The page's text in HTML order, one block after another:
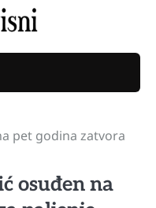
pet godina zatvora
osuđen na